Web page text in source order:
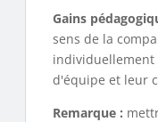
Gains
sens de la
individuellement
d'équipe et leur
Remarque :